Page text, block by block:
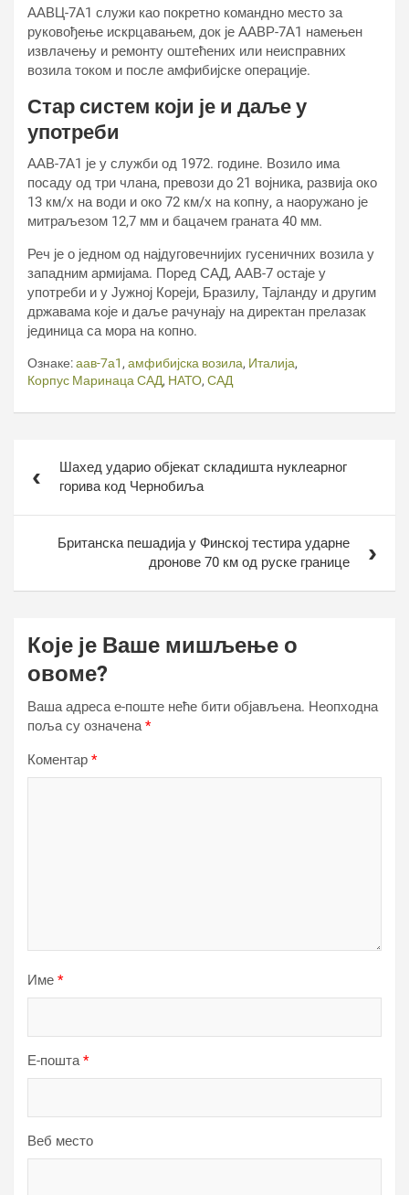
ААВЦ-7А1 служи као покретно командно место за
руковођење искрцавањем, док је ААВР-7А1 намењен
извлачењу и ремонту оштећених или неисправних
возила током и после амфибијске операције.
Стар систем који је и даље у
употреби
ААВ-7А1 је у служби од 1972. године. Возило има
посаду од три члана, превози до 21 војника, развија око
13 км/х на води и око 72 км/х на копну, а наоружано је
митраљезом 12,7 мм и бацачем граната 40 мм.
Реч је о једном од најдуговечнијих гусеничних возила у
западним армијама. Поред САД, ААВ-7 остаје у
употреби и у Јужној Кореји, Бразилу, Тајланду и другим
државама које и даље рачунају на директан прелазак
јединица са мора на копно.
Ознаке:аав-7а1 , амфибијска возила, Италија,
Корпус Маринаца САД, НАТО, САД
чланкаШахед ударио објекат складишта нуклеарног
горива код Чернобиља
Британска пешадија у Финској тестира ударне
дронове 70 км од руске границе
Које је Ваше мишљење о
овоме?
Ваша адреса е-поште неће бити објављена. Неопходна
поља су означена*
Коментар *
Име *
Е-пошта*
Веб место